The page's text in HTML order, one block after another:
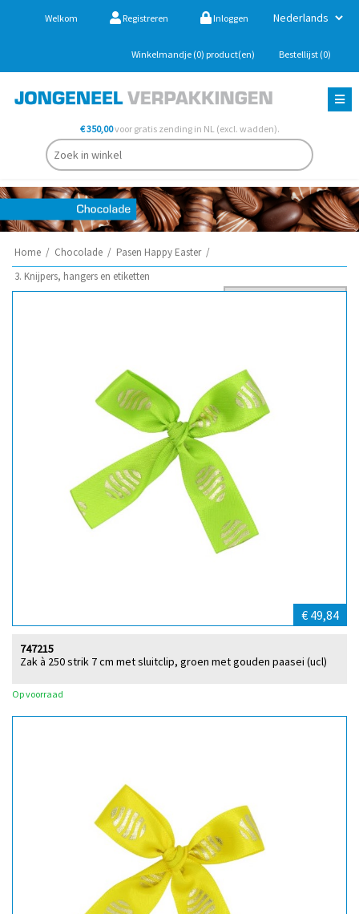
Welkom Registreren Inloggen
Winkelmandje (0) product(en) Bestellijst (0)
€ 350,00voor gratis zending in NL (excl. wadden).
Home / Chocolade / Pasen Happy Easter /
3. Knijpers, hangers en etiketten
€ 49,84
Zak à 250 strik 7 cm met sluitclip, groen met gouden paasei (ucl)
747215
Op voorraad